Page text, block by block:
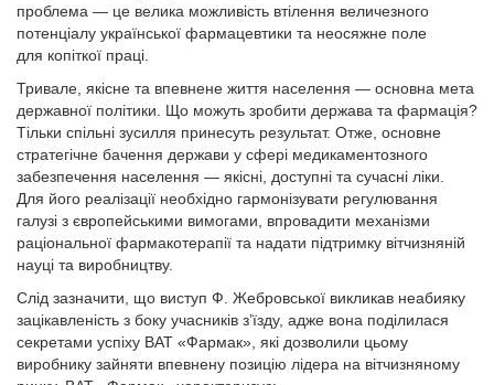
проблема — це велика можливість втілення величезного
потенціалу української фармацевтики та неосяжне поле
для копіткої праці.
Тривале, якісне та впевнене життя населення — основна мета
державної політики. Що можуть зробити держава та фармація?
Тільки спільні зусилля принесуть результат. Отже, основне
стратегічне бачення держави у сфері медикаментозного
забезпечення населення — якісні, доступні та сучасні ліки.
Для його реалізації необхідно гармонізувати регулювання
галузі з європейськими вимогами, впровадити механізми
раціональної фармакотерапії та надати підтримку вітчизняній
науці та виробництву.
Слід зазначити, що виступ Ф. Жебровської викликав неабияку
зацікавленість з боку учасників з’їзду, адже вона поділилася
секретами успіху ВАТ «Фармак», які дозволили цьому
виробнику зайняти впевнену позицію лідера на вітчизняному